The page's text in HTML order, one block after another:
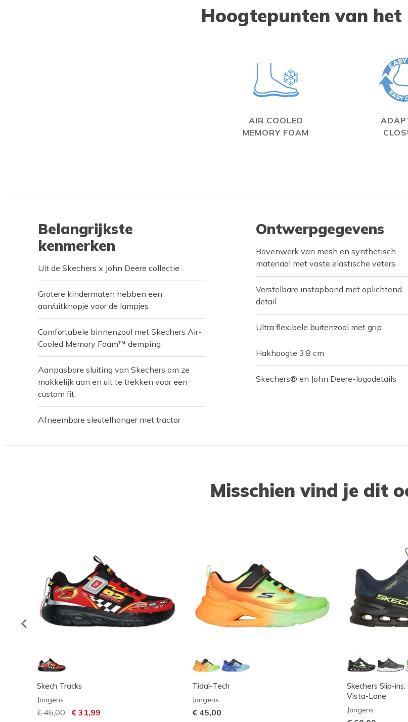
Hoogtepunten van
AIR COOLED
MEMORY FOAM
Belangrijkste
kenmerken
Uit de Skechers x John Deere collectie
Grotere kindermaten hebben een
aan/uitknopje voor de lampjes
Comfortabele binnenzool met Skechers Air-
Cooled Memory Foam™ demping
Aanpasbare sluiting van Skechers om ze
makkelijk aan en uit te trekken voor een
custom fit
Afneembare sleutelhanger met tractor
Ontwerpgegevens
Bovenwerk van mesh en synthetisch
materiaal met vaste elastische veters
Verstelbare instapband met oplichtend
detail
Ultra flexibele buitenzool met grip
Hakhoogte 3,8 cm
Skechers® en John Deere-logodetails
Misschien vind je dit
Skech Tracks
Jongens
Prijs verlaagd van
€ 45,00 naar
€ 31,99
Tidal-Tech
Jongens
€ 45,00
Skechers Slip-
Vista-Lane
Jongens